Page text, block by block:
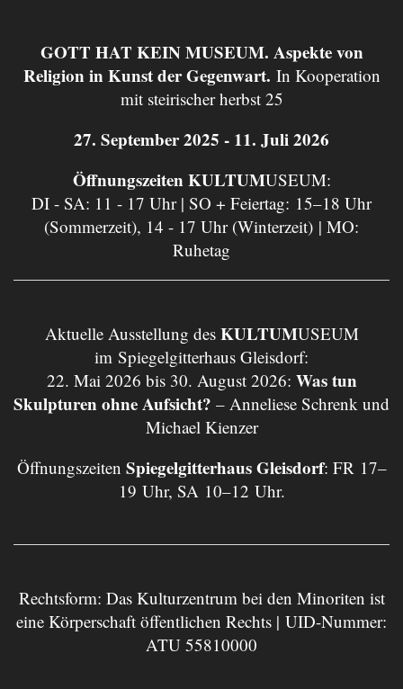
GOTT HAT KEIN MUSEUM. Aspekte von
Religion in Kunst der Gegenwart. In Kooperation
mit steirischer herbst 25
27. September 2025 - 11. Juli 2026
Öffnungszeiten KULTUMUSEUM:
DI - SA: 11 - 17 Uhr | SO + Feiertag: 15–18 Uhr
(Sommerzeit), 14 - 17 Uhr (Winterzeit) | MO:
Ruhetag
Aktuelle Ausstellung des KULTUMUSEUM
im Spiegelgitterhaus Gleisdorf:
22. Mai 2026 bis 30. August 2026: Was tun
Skulpturen ohne Aufsicht? – Anneliese Schrenk und
Michael Kienzer
Öffnungszeiten Spiegelgitterhaus Gleisdorf: FR 17–
19 Uhr, SA 10–12 Uhr.
Rechtsform: Das Kulturzentrum bei den Minoriten ist
eine Körperschaft öffentlichen Rechts | UID-Nummer:
ATU 55810000